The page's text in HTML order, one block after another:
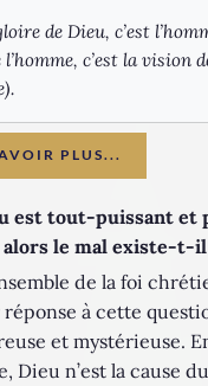
de Dieu, c’est
l’homme, c’est la vision
PLUS...
est tout-puissant et
le mal existe-t-il
de la foi
à cette
et mystérieuse.
Dieu n’est la cause